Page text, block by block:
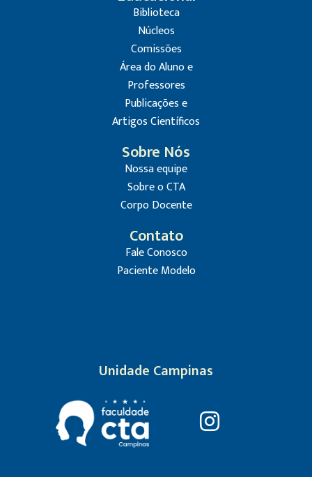
Biblioteca
Núcleos
Comissões
Área do Aluno e
Professores
Publicações e
Artigos Científicos
Sobre Nós
Nossa equipe
Sobre o CTA
Corpo Docente
Contato
Fale Conosco
Paciente Modelo
Unidade Campinas